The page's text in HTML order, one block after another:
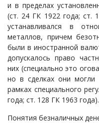
и в пределах
(ст. 24 ГК 1922 года; ст.
устанавливался в
металлов, причем
были в иностранной
допускалось право
них (специально это
но в сделках они могли
рамках специального
года; ст. 128 ГК 1963 года).
Понятия безналичных